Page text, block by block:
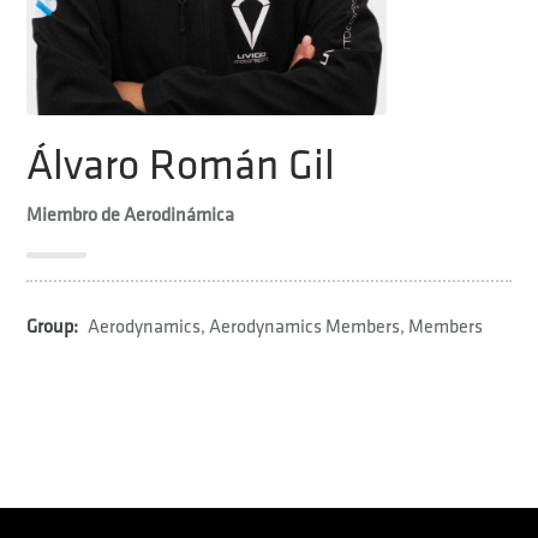
Álvaro Román Gil
Miembro de Aerodinámica
Group: Aerodynamics,Aerodynamics Members, Members